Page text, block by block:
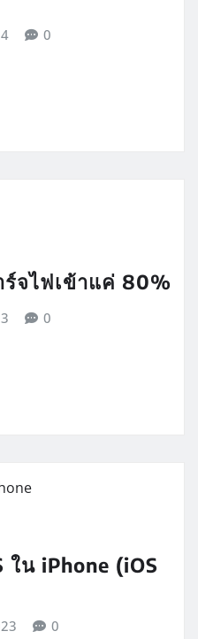
0
จไฟเข้าแค่ 80%
0
ใน iPhone (iOS
0